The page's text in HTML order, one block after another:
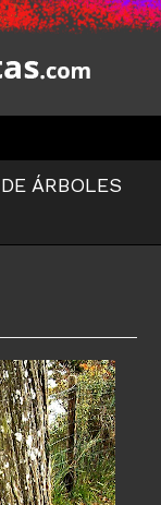
ÁRBOLES